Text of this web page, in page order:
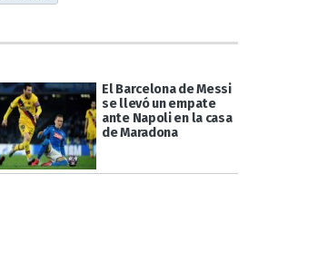
El Barcelona de Messi
se llevó un empate
ante Napoli en la casa
de Maradona